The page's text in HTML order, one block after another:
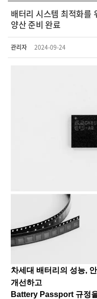
배터리 시스템 최적화를
양산 준비 완료
관리자 2024-09-24
차세대 배터리의 성능,
개선하고
Battery Passport 규정